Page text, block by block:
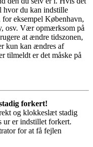
du kan indstille
eksempel København,
osv. Vær opmærksom på
at ændre tidszonen,
kun kan ændres af
tilmeldt er det måske på
forkert!
og klokkeslæt stadig
ur er indstillet forkert.
for at få fejlen